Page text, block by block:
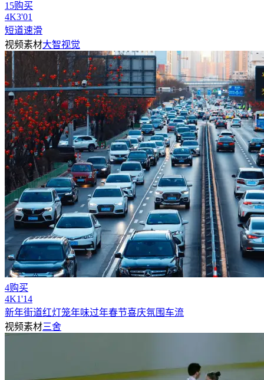
15购买
4K3'01
短道速滑
视频素材大智视觉
4购买
4K1'14
新年街道红灯笼年味过年春节喜庆氛围车流
视频素材三舍